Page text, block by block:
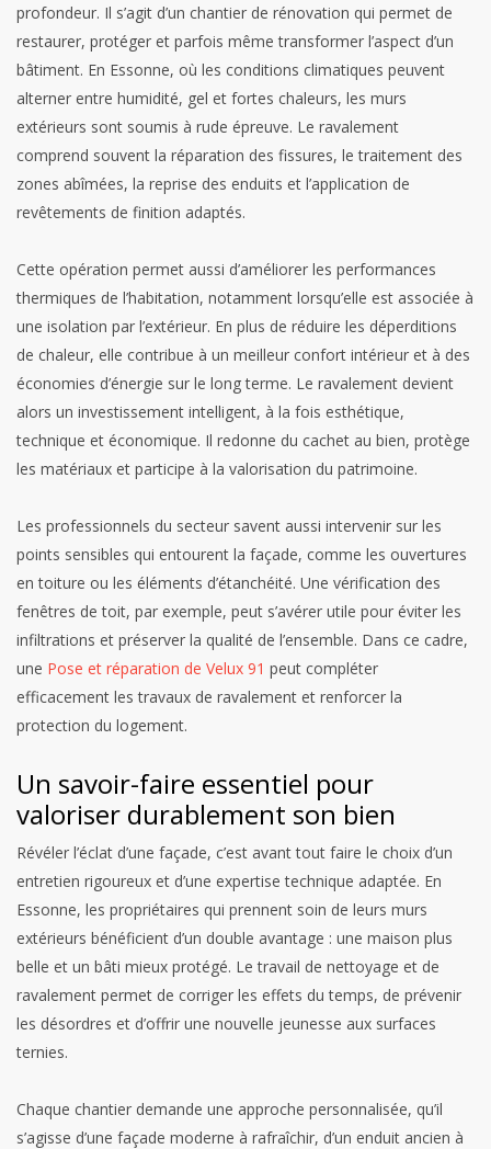
profondeur. Il s’agit d’un chantier de rénovation qui permet de
restaurer, protéger et parfois même transformer l’aspect d’un
bâtiment. En Essonne, où les conditions climatiques peuvent
alterner entre humidité, gel et fortes chaleurs, les murs
extérieurs sont soumis à rude épreuve. Le ravalement
comprend souvent la réparation des fissures, le traitement des
zones abîmées, la reprise des enduits et l’application de
revêtements de finition adaptés.
Cette opération permet aussi d’améliorer les performances
thermiques de l’habitation, notamment lorsqu’elle est associée à
une isolation par l’extérieur. En plus de réduire les déperditions
de chaleur, elle contribue à un meilleur confort intérieur et à des
économies d’énergie sur le long terme. Le ravalement devient
alors un investissement intelligent, à la fois esthétique,
technique et économique. Il redonne du cachet au bien, protège
les matériaux et participe à la valorisation du patrimoine.
Les professionnels du secteur savent aussi intervenir sur les
points sensibles qui entourent la façade, comme les ouvertures
en toiture ou les éléments d’étanchéité. Une vérification des
fenêtres de toit, par exemple, peut s’avérer utile pour éviter les
infiltrations et préserver la qualité de l’ensemble. Dans ce cadre,
une Pose et réparation de Velux 91 peut compléter
efficacement les travaux de ravalement et renforcer la
protection du logement.
Un savoir-faire essentiel pour
valoriser durablement son bien
Révéler l’éclat d’une façade, c’est avant tout faire le choix d’un
entretien rigoureux et d’une expertise technique adaptée. En
Essonne, les propriétaires qui prennent soin de leurs murs
extérieurs bénéficient d’un double avantage : une maison plus
belle et un bâti mieux protégé. Le travail de nettoyage et de
ravalement permet de corriger les effets du temps, de prévenir
les désordres et d’offrir une nouvelle jeunesse aux surfaces
ternies.
Chaque chantier demande une approche personnalisée, qu’il
s’agisse d’une façade moderne à rafraîchir, d’un enduit ancien à